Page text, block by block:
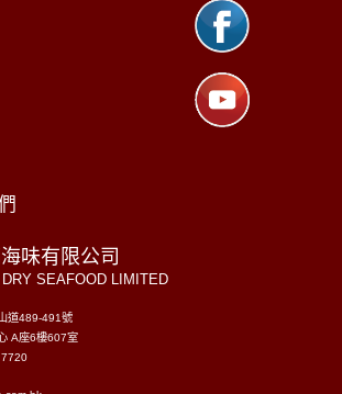
味有限公司
SEAFOOD LIMITED
道489-491號
A座6樓607室